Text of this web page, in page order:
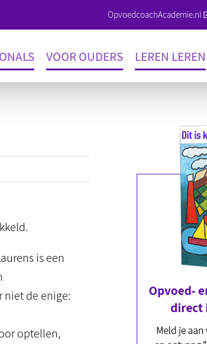
OpvoedcoachAcademie.nl
VOOR OUDERS LEREN LEREN
is een
niet de enige:
optellen,